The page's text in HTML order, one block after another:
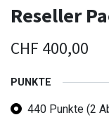
Reseller
CHF 400,00
PUNKTE
440 Punkte (2